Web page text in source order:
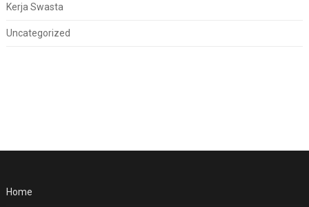
Kerja Swasta
Uncategorized
Home